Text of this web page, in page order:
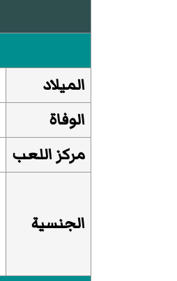
الميلاد
الوفاة
مركز اللعب
الجنسية